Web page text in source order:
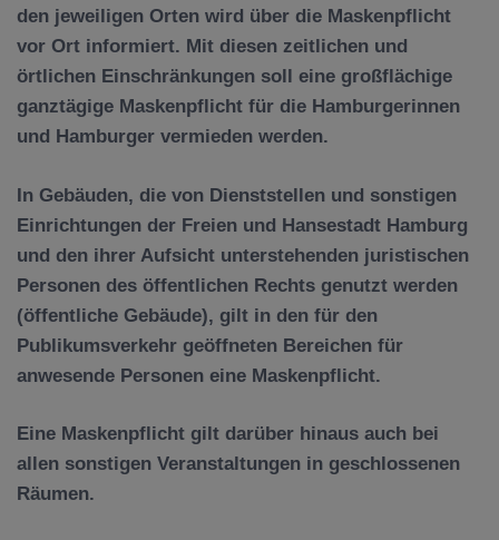
den jeweiligen Orten wird über die Maskenpflicht
vor Ort informiert. Mit diesen zeitlichen und
örtlichen Einschränkungen soll eine großflächige
ganztägige Maskenpflicht für die Hamburgerinnen
und Hamburger vermieden werden.
In Gebäuden, die von Dienststellen und sonstigen
Einrichtungen der Freien und Hansestadt Hamburg
und den ihrer Aufsicht unterstehenden juristischen
Personen des öffentlichen Rechts genutzt werden
(öffentliche Gebäude), gilt in den für den
Publikumsverkehr geöffneten Bereichen für
anwesende Personen eine Maskenpflicht.
Eine Maskenpflicht gilt darüber hinaus auch bei
allen sonstigen Veranstaltungen in geschlossenen
Räumen.